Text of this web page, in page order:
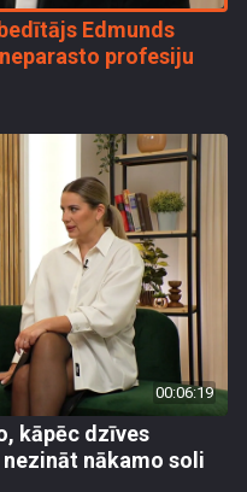
Edmunds
profesiju
00:06:19
kāpēc dzīves
nākamo soli